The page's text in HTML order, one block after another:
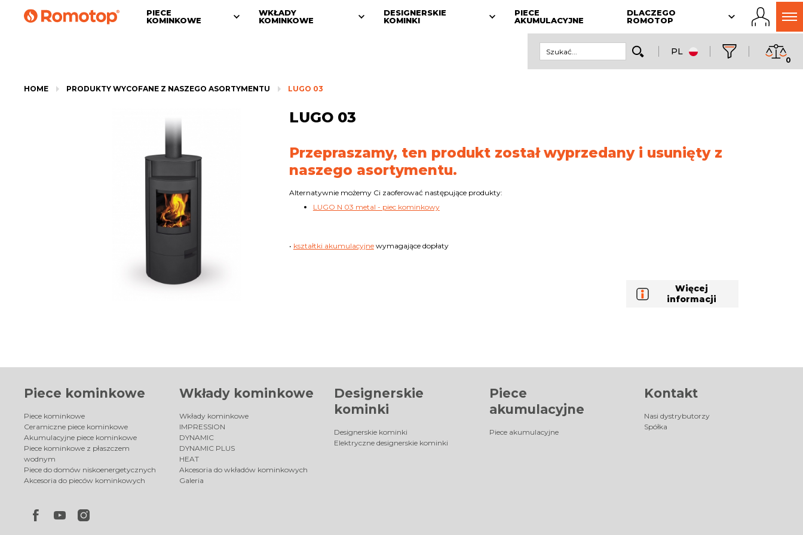
PIECE
KOMINKOWE
WKŁADY
KOMINKOWE
DESIGNERSKIE
KOMINKI
PIECE
AKUMULACYJNE
DLACZEGO
ROMOTOP
PL
0
HOME PRODUKTY WYCOFANE Z NASZEGO ASORTYMENTU LUGO 03
LUGO 03
Przepraszamy, ten produkt został wyprzedany i usunięty z
naszego asortymentu.
Alternatywnie możemy Ci zaoferować następujące produkty:
LUGO N 03 metal - piec kominkowy
• kształtki akumulacyjnewymagające dopłaty
Więcej
informacji
Piece kominkowe
Piece kominkowe
Ceramiczne piece kominkowe
Akumulacyjne piece kominkowe
Piece kominkowe z płaszczem
wodnym
Piece do domów niskoenergetycznych
Akcesoria do pieców kominkowych
Wkłady kominkowe
Wkłady kominkowe
IMPRESSION
DYNAMIC
DYNAMIC PLUS
HEAT
Akcesoria do wkładów kominkowych
Galeria
Designerskie
kominki
Designerskie kominki
Elektryczne designerskie kominki
Piece
akumulacyjne
Piece akumulacyjne
Kontakt
Nasi dystrybutorzy
Spółka